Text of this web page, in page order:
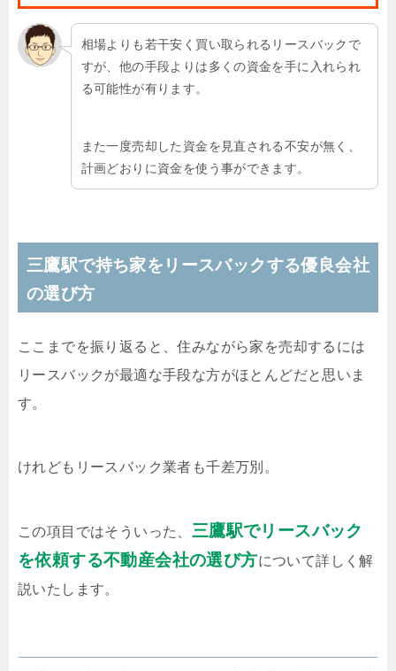
相場よりも若干安く買い取られるリースバックで
すが、他の手段よりは多くの資金を手に入れられ
る可能性が有ります。
また一度売却した資金を見直される不安が無く、
計画どおりに資金を使う事ができます。
三鷹駅で持ち家をリースバックする優良会社
の選び方
ここまでを振り返ると、住みながら家を売却するには
リースバックが最適な手段な方がほとんどだと思いま
す。
けれどもリースバック業者も千差万別。
この項目ではそういった、 三鷹駅でリースバック
を依頼する不動産会社の選び方について詳しく解
説いたします。